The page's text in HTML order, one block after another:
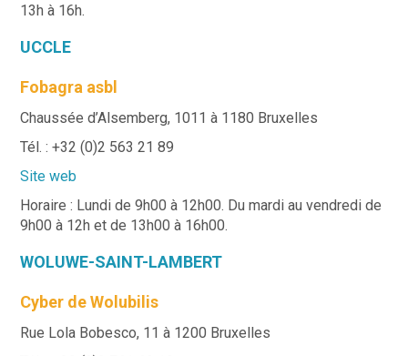
13h à 16h.
UCCLE
Fobagra asbl
Chaussée d’Alsemberg, 1011 à 1180 Bruxelles
Tél. : +32 (0)2 563 21 89
Site web
Horaire : Lundi de 9h00 à 12h00. Du mardi au vendredi de
9h00 à 12h et de 13h00 à 16h00.
WOLUWE-SAINT-LAMBERT
Cyber de Wolubilis
Rue Lola Bobesco, 11 à 1200 Bruxelles